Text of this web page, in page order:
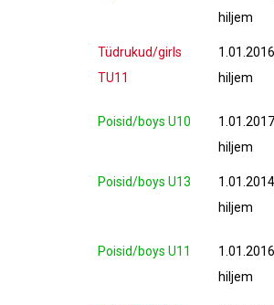
hiljem
Tüdrukud/girls
TU11
hiljem
Poisid/boys U10
hiljem
Poisid/boys U13
hiljem
Poisid/boys U11
hiljem